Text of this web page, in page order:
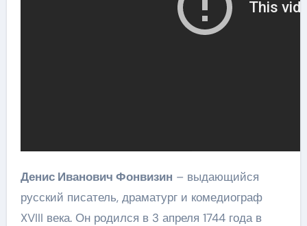
Денис Иванович Фонвизин – выдающийся
русский писатель, драматург и комедиограф
XVIII века. Он родился в 3 апреля 1744 года в